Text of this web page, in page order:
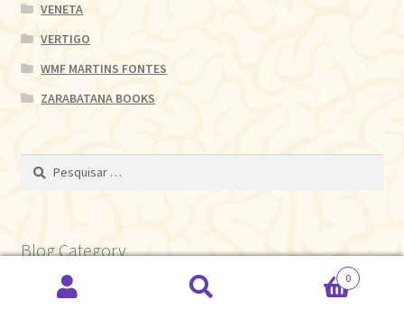
VENETA
VERTIGO
WMF MARTINS FONTES
ZARABATANA BOOKS
Pesquisar
Blog Category
Pesquisar
Pesquisar
0